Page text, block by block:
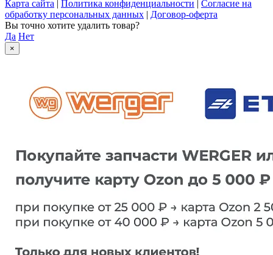
Карта сайта | Политика конфиденциальности | Согласие на
обработку персональных данных | Договор-оферта
Вы точно хотите удалить товар?
Да Нет
×